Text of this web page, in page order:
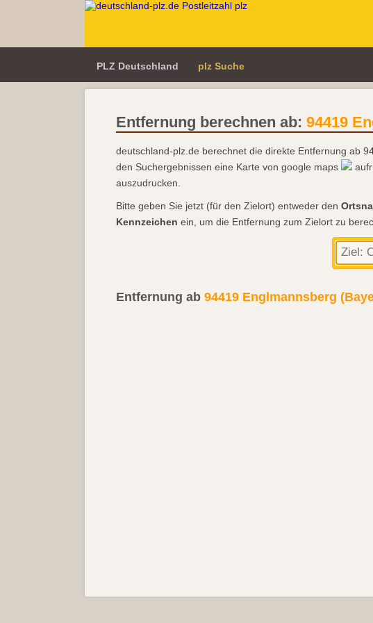
PLZ Deutschland plz Suche
Entfernung berechnen ab: 94419
deutschland-plz.de berechnet die direkte Entfernung ab
den Suchergebnissen eine Karte von google maps
auszudrucken.
Bitte geben Sie jetzt (für den Zielort) entweder den
Kennzeichen ein, um die Entfernung zum Zielort zu
Entfernung ab 94419 Englmannsberg